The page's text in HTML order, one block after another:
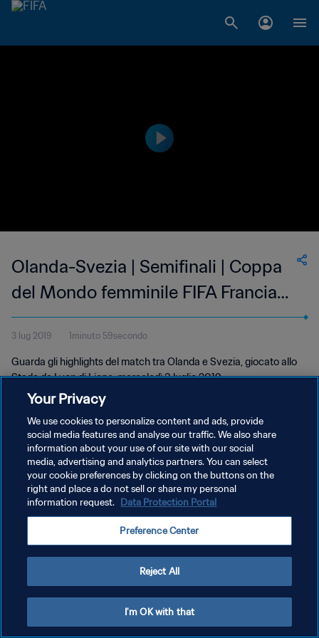
Olanda-Svezia | Semifinali | Coppa
del Mondo femminile FIFA Francia
2019 | Highlights
3 lug 2019 1minuto 59secondo
Guarda gli highlights del match tra Olanda e Svezia, giocato allo
Stade de Lyon di Lione, mercoledì 3 luglio 2019.
PRIVACY POLICY
TERMINI DI SERVIZIO
GESTISCI LE TUE PREFERENZE PER I COOKIES
Your Privacy
We use cookies to personalize content and ads, provide
social media features and analyse our traffic. We also share
information about your use of our site with our social
media, advertising and analytics partners. You can select
your cookie preferences by clicking on the buttons on the
right and place a do not sell or share my personal
information request. Data Protection Portal
Preference Center
Reject All
I'm OK with that